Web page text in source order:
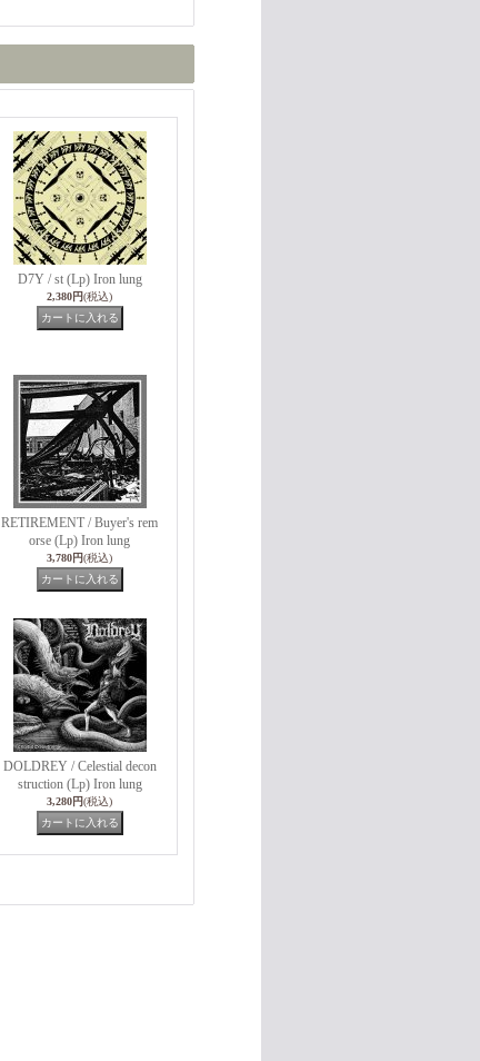
D7Y / st (Lp) Iron lung
2,380円(税込)
RETIREMENT / Buyer's rem
orse (Lp) Iron lung
3,780円(税込)
DOLDREY / Celestial decon
struction (Lp) Iron lung
3,280円(税込)